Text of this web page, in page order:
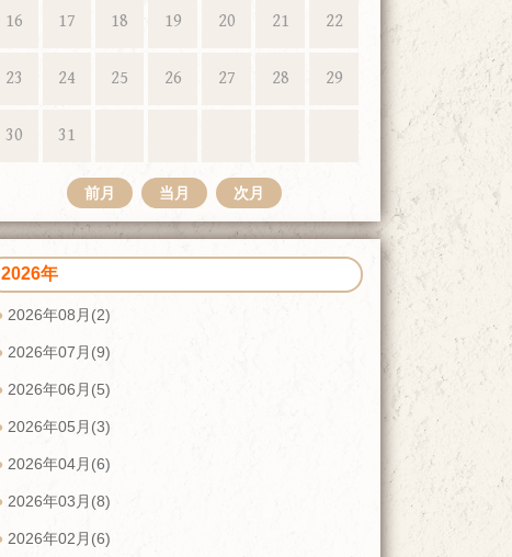
16 17 18 19 20 21 22
23 24 25 26 27 28 29
30 31
前月 当月 次月
2026年
2026年08月(2)
2026年07月(9)
2026年06月(5)
2026年05月(3)
2026年04月(6)
2026年03月(8)
2026年02月(6)